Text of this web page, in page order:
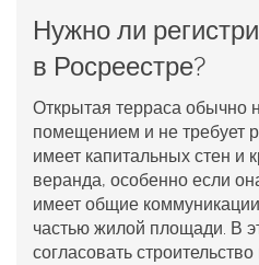
Нужно ли
в Росреестре?
Открытая терраса обычно
помещением и не требует
имеет капитальных стен и
веранда, особенно если
имеет общие
частью жилой площади. В
согласовать